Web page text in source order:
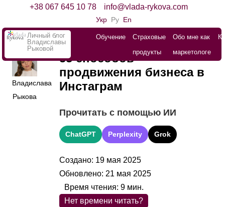
+38 067 645 10 78 info@vlada-rykova.com
Укр Ру En
Личный блог
Владиславы
Рыковой
Обучение
Страховые
продукты
Обо мне как
маркетологе
Владислава
Рыкова
55 способов
продвижения бизнеса в
Инстаграм
Прочитать с помощью ИИ
ChatGPT Perplexity Grok
Создано: 19 мая 2025
Обновлено: 21 мая 2025
Нет времени читать?
Время чтения:9 мин.